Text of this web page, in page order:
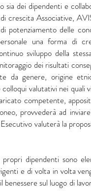
sia dei dipendenti e
crescita Associative,
potenziamento delle
una forma di
sviluppo della
dei risultati
da genere, origine
valutativi nei
competente,
provvederà ad
valuterà la
dipendenti sono
e di volta in volta
sul luogo di